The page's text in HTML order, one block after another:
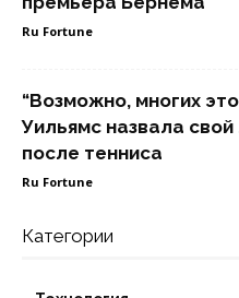
Ru Fortune
“Возможно, многих
Уильямс назвала
после тенниса
Ru Fortune
Категории